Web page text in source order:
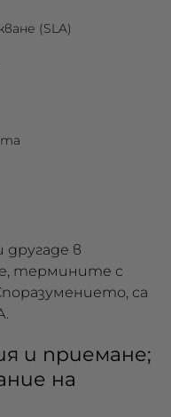
(SLA)
другаде в
термините с
са
и приемане;
на